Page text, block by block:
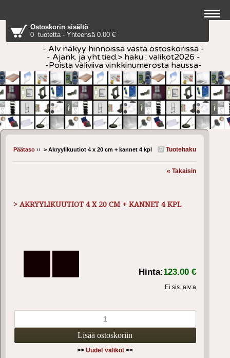
Ostoskorin sisältö
0 tuotetta - Yhteensä 0.00 €
- Alv näkyy hinnoissa vasta ostoskorissa -
- Ajank. ja yht.tied.> haku : valikot2026 -
-Poista väliviiva vinkkinumerosta haussa-
Tuotehaku
Päätaso ›› > Akryylikuutiot 4 x 20 cm + kannet 4 kpl
« Takaisin
> AKRYYLIKUUTIOT 4 X 20 CM + KANNET 4 KPL
Hinta:123.00 €
Ei sis. alv:a
>> Uudet valikot<<